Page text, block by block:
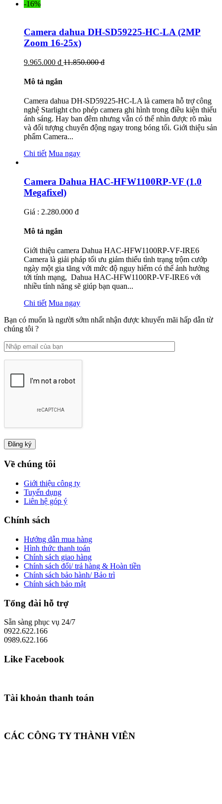
-16%
Camera dahua DH-SD59225-HC-LA (2MP
Zoom 16-25x)
9.965.000 đ 11.850.000 đ
Mô tả ngắn
Camera dahua DH-SD59225-HC-LA là camera hỗ trợ công
nghệ Starlight cho phép camera ghi hình trong điều kiện thiếu
ánh sáng. Hay ban đêm nhưng vẫn có thể nhìn được rõ màu
và đối tượng chuyển động ngay trong bóng tối. Giới thiệu sản
phẩm Camera...
Chi tiết Mua ngay
Camera Dahua HAC-HFW1100RP-VF (1.0
Megafixel)
Giá : 2.280.000 đ
Mô tả ngắn
Giới thiệu camera Dahua HAC-HFW1100RP-VF-IRE6
Camera là giải pháp tối ưu giảm thiểu tình trạng trộm cướp
ngày một gia tăng với mức độ nguy hiểm có thể ảnh hưởng
tới tính mạng, Dahua HAC-HFW1100RP-VF-IRE6 với
nhiều tính năng sẽ giúp bạn quan...
Chi tiết Mua ngay
Bạn có muốn là người sớm nhất nhận được khuyến mãi hấp dẫn từ
chúng tôi ?
Về chúng tôi
Giới thiệu công ty
Tuyển dụng
Liên hệ góp ý
Chính sách
Hướng dẫn mua hàng
Hình thức thanh toán
Chính sách giao hàng
Chính sách đổi/ trả hàng & Hoàn tiền
Chính sách bảo hành/ Bảo trì
Chính sách bảo mật
Tổng đài hỗ trợ
Sẵn sàng phục vụ 24/7
0922.622.166
0989.622.166
Like Facebook
Tài khoản thanh toán
CÁC CÔNG TY THÀNH VIÊN